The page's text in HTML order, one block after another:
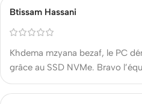
Btissam Hassani
Khdema mzyana bezaf, le PC
grâce au SSD NVMe. Bravo